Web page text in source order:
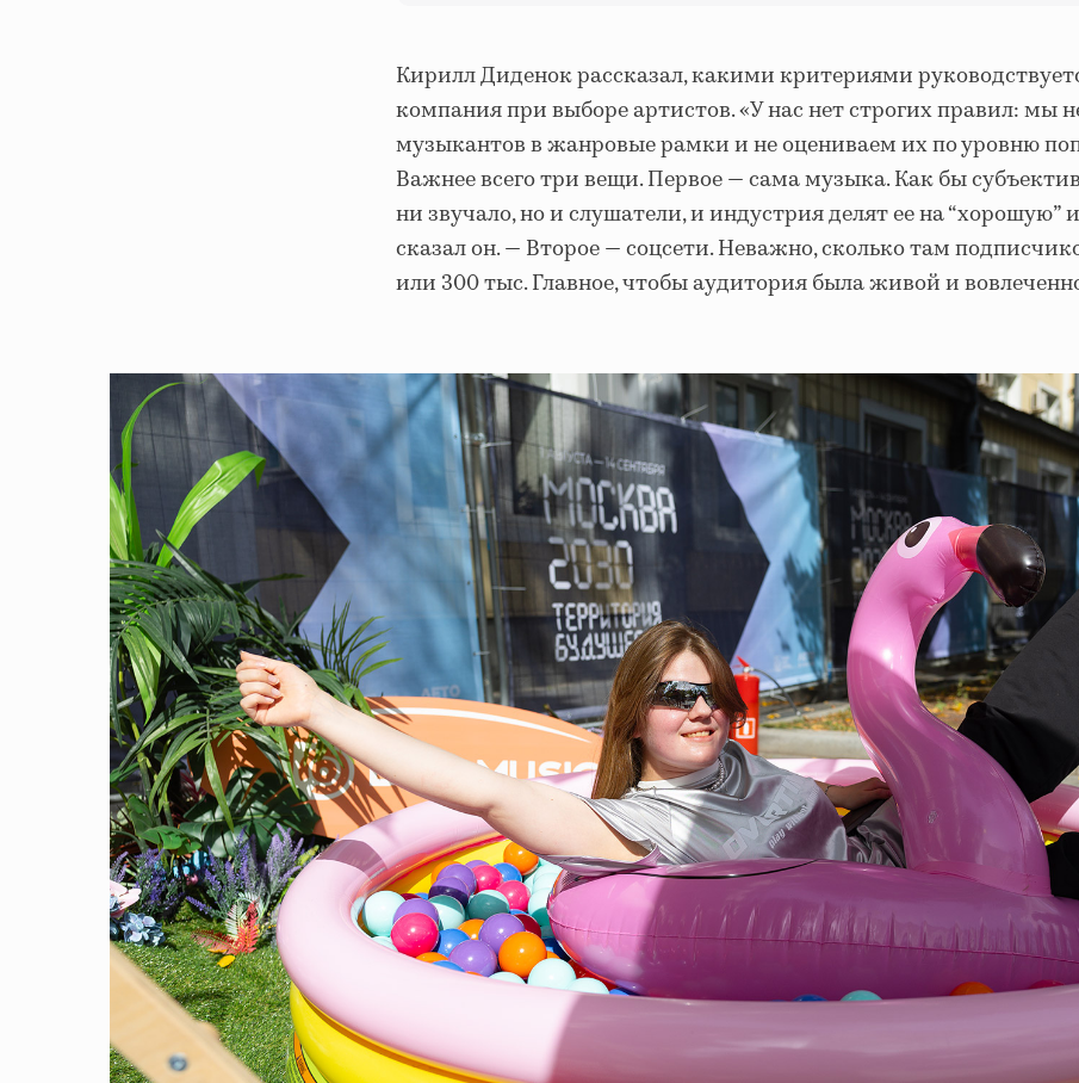
Кирилл Диденок рассказал, какими критериями
компания при выборе артистов. «У нас нет строгих правил: мы
музыкантов в жанровые рамки и не оцениваем их по уровню
Важнее всего три вещи. Первое — сама музыка. Как бы
ни звучало, но и слушатели, и индустрия делят ее на “хорошую”
сказал он. — Второе — соцсети. Неважно, сколько там
или 300 тыс. Главное, чтобы аудитория была живой и